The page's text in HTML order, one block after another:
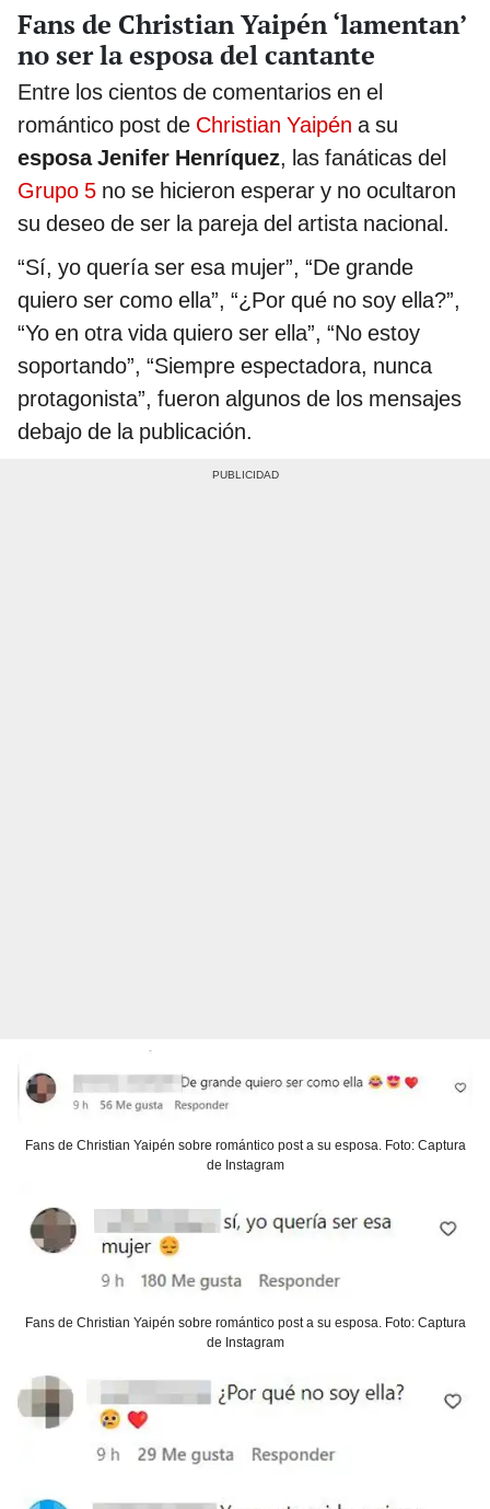
Fans de Christian Yaipén ‘lamentan’
no ser la esposa del cantante
Entre los cientos de comentarios en el
romántico post de Christian Yaipén a su
esposa Jenifer Henríquez, las fanáticas del
Grupo 5 no se hicieron esperar y no ocultaron
su deseo de ser la pareja del artista nacional.
“Sí, yo quería ser esa mujer”, “De grande
quiero ser como ella”, “¿Por qué no soy ella?”,
“Yo en otra vida quiero ser ella”, “No estoy
soportando”, “Siempre espectadora, nunca
protagonista”, fueron algunos de los mensajes
debajo de la publicación.
Fans de Christian Yaipén sobre romántico post a su esposa. Foto: Captura
de Instagram
Fans de Christian Yaipén sobre romántico post a su esposa. Foto: Captura
de Instagram